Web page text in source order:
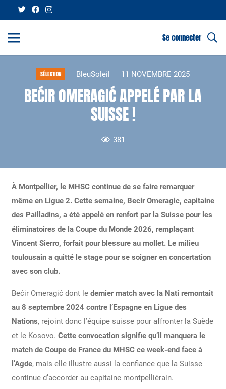
Se connecter
SÉLECTION BleuSoleil 11 NOVEMBRE 2025
BEĆIR OMERAGIĆ APPELÉ PAR LA
SUISSE !
381
À Montpellier, le MHSC continue de se faire remarquer
même en Ligue 2. Cette semaine, Becir Omeragic, capitaine
des Pailladins, a été appelé en renfort par la Suisse pour les
éliminatoires de la Coupe du Monde 2026, remplaçant
Vincent Sierro, forfait pour blessure au mollet. Le milieu
toulousain a quitté le stage pour se soigner en concertation
avec son club.
Bećir Omeragić dont le dernier match avec la Nati remontait
au 8 septembre 2024 contre l’Espagne en Ligue des
Nations, rejoint donc l’équipe suisse pour affronter la Suède
et le Kosovo. Cette convocation signifie qu’il manquera le
match de Coupe de France du MHSC ce week-end face à
l’Agde, mais elle illustre aussi la confiance que la Suisse
continue d’accorder au capitaine montpelliérain.